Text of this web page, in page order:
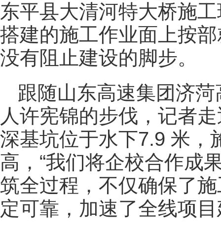
东平县大清河特大桥施
搭建的施工作业面上按
没有阻止建设的脚步。
跟随山东高速集团济
人许宪锦的步伐，记者
深基坑位于水下7.9 米，
高，“我们将企校合作成
筑全过程，不仅确保了
定可靠，加速了全线项